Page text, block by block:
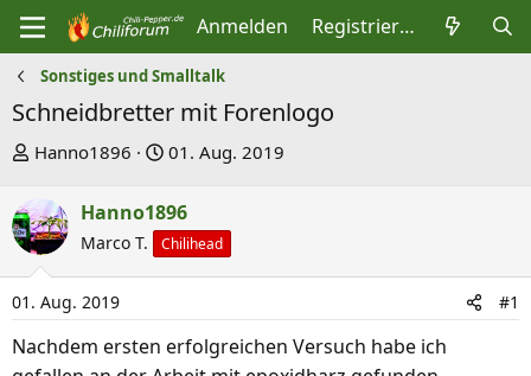
Anmelden Registrieren
Sonstiges und Smalltalk
Schneidbretter mit Forenlogo
E
s
t
e
l
e
Hanno1896
E
s
t
e
l
t
01. Aug. 2019
Hanno1896
Marco T. Chilihead
01. Aug. 2019 #1
Nachdem ersten erfolgreichen Versuch habe ich